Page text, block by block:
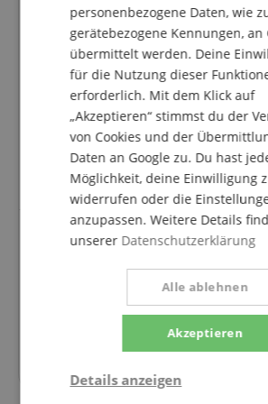
begeistert. Die Strat passt nicht so
wie ich mir vorgestellt hatte, die
E-Saite drückt gegen das Futter,
leicht verstellt wird.
Außerdem "schwebt" der Hals in der
Aussparung.
Desweiteren sind die Verschlüsse
Spaltmaße schief und die Nähte des
grobschlächtig ausgeführt dass es
Fender hätte ich etwas mehr
Fender Koffer
vom 29.12.2020
Fender Classic Series Strat/Tele
sieht aus , wie erwartet. Optisch
personenbezogene Daten, wie
gerätebezogene Kennungen, an
übermittelt werden. Deine
für die Nutzung dieser
erforderlich. Mit dem Klick auf
„Akzeptieren“ stimmst du der
von Cookies und der
Daten an Google zu. Du hast
Möglichkeit, deine Einwilligung
widerrufen oder die
anzupassen. Weitere Details
unserer Datenschutzerklärung
Akzeptieren
Alle ablehnen
Details anzeigen